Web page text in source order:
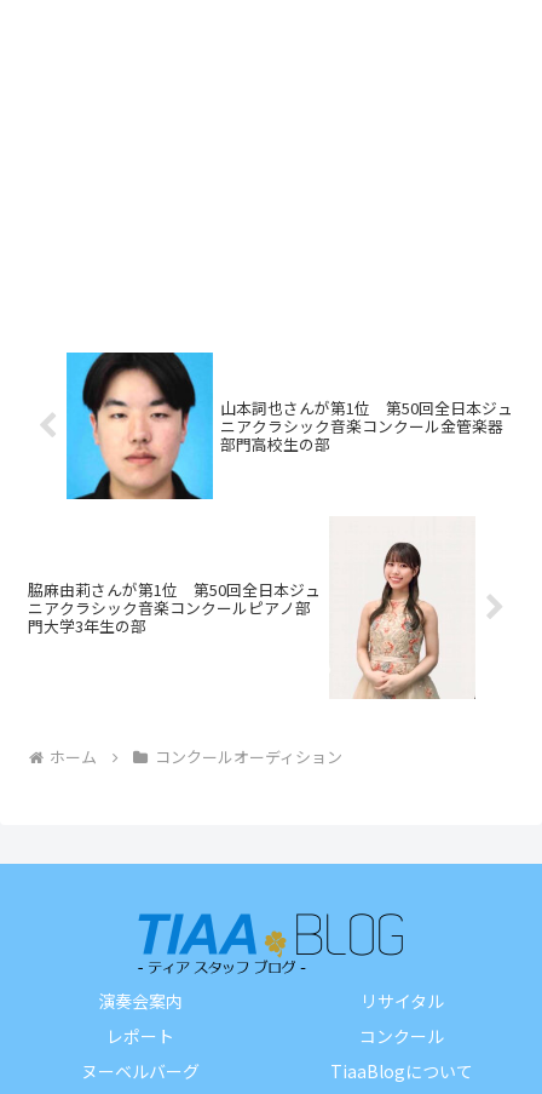
山本詞也さんが第1位 第50回全日本ジュ
ニアクラシック音楽コンクール金管楽器
部門高校生の部
脇麻由莉さんが第1位 第50回全日本ジュ
ニアクラシック音楽コンクールピアノ部
門大学3年生の部
ホーム コンクールオーディション
演奏会案内
リサイタル
レポート
コンクール
ヌーベルバーグ
TiaaBlogについて